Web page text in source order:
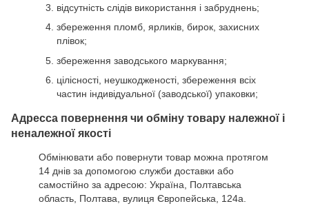
відсутність слідів використання і забруднень;
збереження пломб, ярликів, бирок, захисних
плівок;
збереження заводського маркування;
цілісності, неушкодженості, збереження всіх
частин індивідуальної (заводської) упаковки;
Адресса повернення чи обміну товару належної і
неналежної якості
Обмінювати або повернути товар можна протягом
14 днів за допомогою служби доставки або
самостійно за адресою: Україна, Полтавська
область, Полтава, вулиця Європейська, 124а.